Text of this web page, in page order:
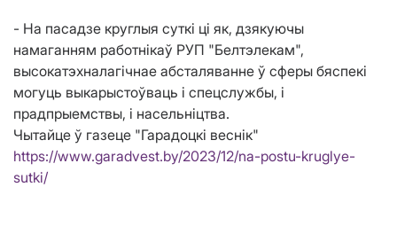
- На пасадзе круглыя суткі ці як, дзякуючы
намаганням работнікаў РУП "Белтэлекам",
высокатэхналагічнае абсталяванне ў сферы бяспекі
могуць выкарыстоўваць і спецслужбы, і
прадпрыемствы, і насельніцтва.
Чытайце ў газеце "Гарадоцкі веснік"
https://www.garadvest.by/2023/12/na-postu-kruglye-
sutki/